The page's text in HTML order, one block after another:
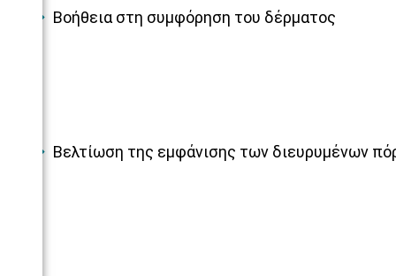
Βοήθεια στη συμφόρηση του δέρματος
Βελτίωση της εμφάνισης των διευρυμένων